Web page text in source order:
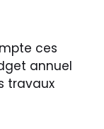
ces
annuel
travaux